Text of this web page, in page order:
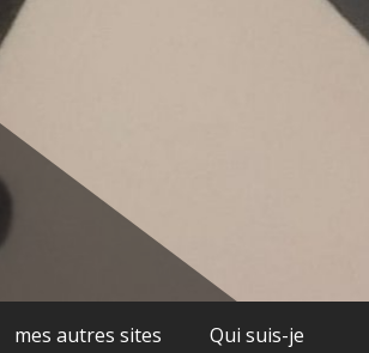
mes autres sites Qui suis-je